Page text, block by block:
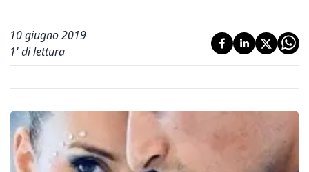
10 giugno 2019
1' di lettura